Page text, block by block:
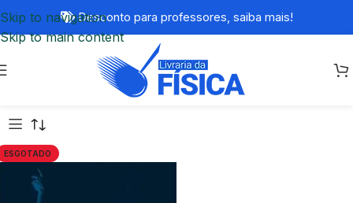
Skip to navigation
Skip to main content
Desconto para professores, saiba mais!
ESGOTADO